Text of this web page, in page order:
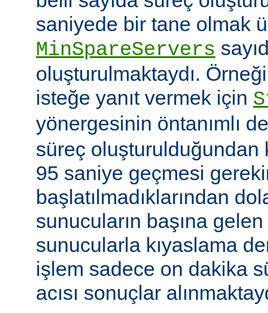
saniyede bir tane olmak
MinSpareServers
oluşturulmaktaydı.
isteğe yanıt vermek için
yönergesinin öntanımlı
süreç oluşturulduğundan
95 saniye geçmesi
başlatılmadıklarından
sunucuların başına
sunucularla kıyaslama
işlem sadece on dakika
acısı sonuçlar